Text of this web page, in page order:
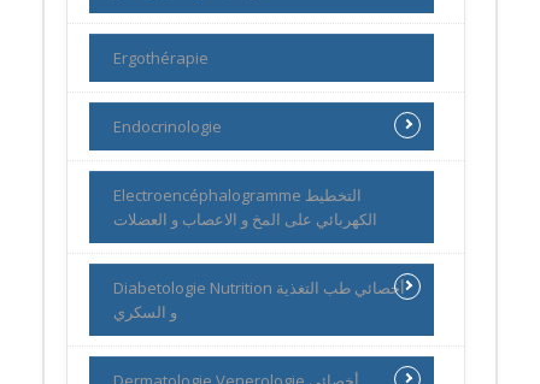
Ergothérapie
Endocrinologie
Electroencéphalogramme التخطيط
الكهربائي على المخ و الاعصاب و العضلات
Diabetologie Nutrition أخصائي طب التغذية
و السكري